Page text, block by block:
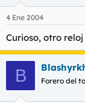
4 Ene 2004
Curioso, otro
B Forero del